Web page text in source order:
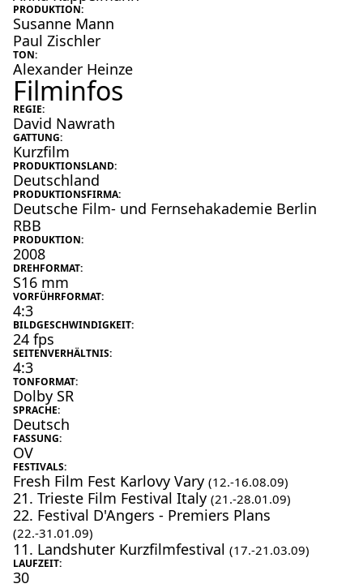
PRODUKTION:
Susanne Mann
Paul Zischler
TON:
Alexander Heinze
Filminfos
REGIE:
David Nawrath
GATTUNG:
Kurzfilm
PRODUKTIONSLAND:
Deutschland
PRODUKTIONSFIRMA:
Deutsche Film- und Fernsehakademie Berlin
RBB
PRODUKTION:
2008
DREHFORMAT:
S16 mm
VORFÜHRFORMAT:
4:3
BILDGESCHWINDIGKEIT:
24 fps
SEITENVERHÄLTNIS:
4:3
TONFORMAT:
Dolby SR
SPRACHE:
Deutsch
FASSUNG:
OV
FESTIVALS:
Fresh Film Fest Karlovy Vary (12.-16.08.09)
21. Trieste Film Festival Italy (21.-28.01.09)
22. Festival D'Angers - Premiers Plans
(22.-31.01.09)
11. Landshuter Kurzfilmfestival (17.-21.03.09)
LAUFZEIT:
30